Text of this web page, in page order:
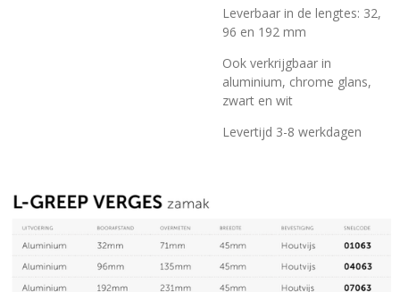
Leverbaar in de lengtes: 32,
96 en 192 mm
Ook verkrijgbaar in
aluminium, chrome glans,
zwart en wit
Levertijd 3-8 werkdagen